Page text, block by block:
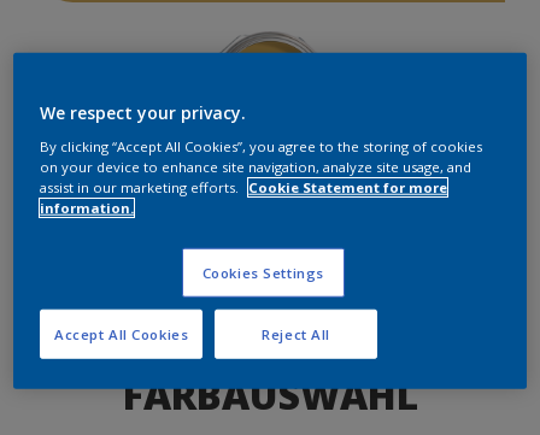
Produkte in diesem Farbton finden
FARBAUSWAHL
We respect your privacy.
By clicking “Accept All Cookies”, you agree to the storing of cookies
on your device to enhance site navigation, analyze site usage, and
assist in our marketing efforts.
Cookie Statement for more
information.
Cookies Settings
Reject All
Accept All Cookies